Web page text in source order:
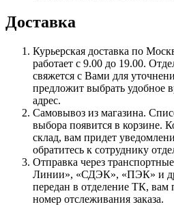
Доставка
Курьерская доставка по
работает с 9.00 до 19.00.
свяжется с Вами для
предложит выбрать удобное
адрес.
Самовывоз из магазина.
выбора появится в корзине.
склад, вам придет
обратитесь к сотруднику
Отправка через
Линии», «СДЭК», «ПЭК» и
передан в отделение ТК, вам
номер отслеживания заказа.